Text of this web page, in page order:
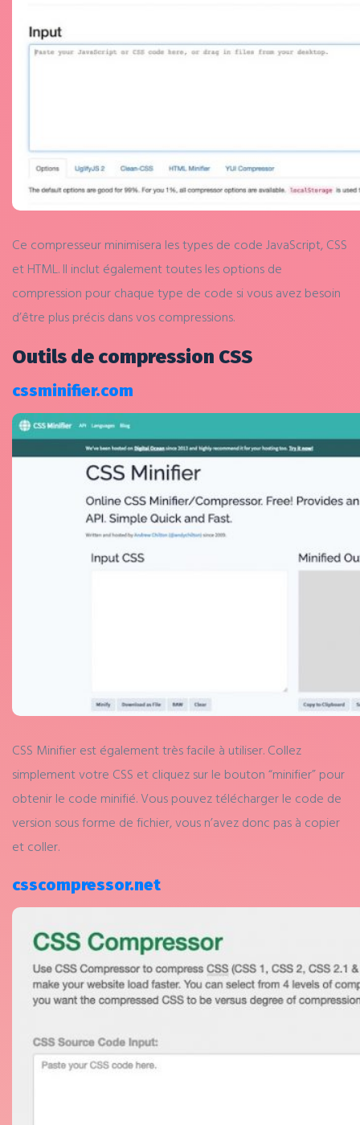
Ce compresseur minimisera les types de code JavaScript, CSS
et HTML. Il inclut également toutes les options de
compression pour chaque type de code si vous avez besoin
d’être plus précis dans vos compressions.
Outils de compression CSS
cssminifier.com
CSS Minifier est également très facile à utiliser. Collez
simplement votre CSS et cliquez sur le bouton “minifier” pour
obtenir le code minifié. Vous pouvez télécharger le code de
version sous forme de fichier, vous n’avez donc pas à copier
et coller.
csscompressor.net